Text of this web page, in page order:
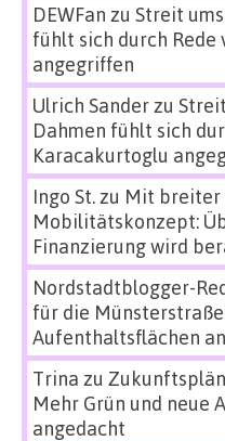
DEWFan zu Streit
fühlt sich durch Rede
angegriffen
Ulrich Sanderzu
Dahmen fühlt sich
Karacakurtoglu
Ingo St.zu Mit breiter
Mobilitätskonzept:
Finanzierung wird
Nordstadtblogger-
für die
Aufenthaltsflächen
Trina zu
Mehr Grün und neue
angedacht